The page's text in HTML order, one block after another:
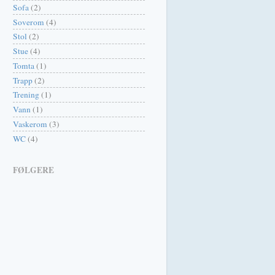
Sofa(2)
Soverom (4)
Stol (2)
Stue(4)
Tomta(1)
Trapp(2)
Trening(1)
Vann(1)
Vaskerom (3)
WC(4)
FØLGERE